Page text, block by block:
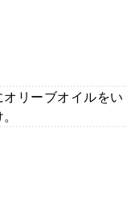
リーブオイルをい